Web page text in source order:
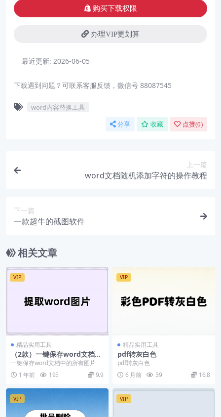
购买下载权限
办理VIP更划算
最近更新: 2026-06-05
下载遇到问题？可联系客服反馈，微信号 88087545
word内容替换工具
分享 收藏 点赞(0)
上一篇
word文档随机添加字符的操作教程
下一篇
一款超牛的截图软件
相关文章
VIP
精品实用工具
（2款）一键保存word文档中
图片的工具/提取word图片工
具
一键保存word文档中的所有图片
1 年前
195 9.9
VIP
精品实用工具
pdf转灰白色
pdf转灰白色
6 月前
39 16.8
VIP VIP